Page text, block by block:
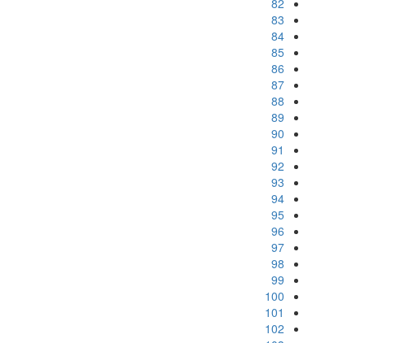
82
83
84
85
86
87
88
89
90
91
92
93
94
95
96
97
98
99
100
101
102